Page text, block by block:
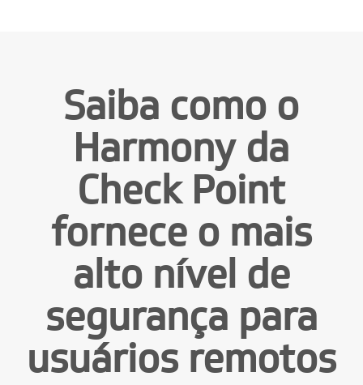
Saiba como o
Harmony da
Check Point
fornece o mais
alto nível de
segurança para
usuários remotos